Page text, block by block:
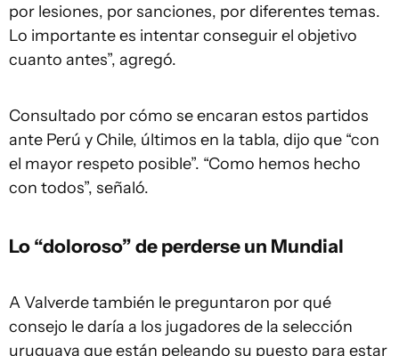
por lesiones, por sanciones, por diferentes temas.
Lo importante es intentar conseguir el objetivo
cuanto antes”, agregó.
Consultado por cómo se encaran estos partidos
ante Perú y Chile, últimos en la tabla, dijo que “con
el mayor respeto posible”. “Como hemos hecho
con todos”, señaló.
Lo “doloroso” de perderse un Mundial
A Valverde también le preguntaron por qué
consejo le daría a los jugadores de la selección
uruguaya que están peleando su puesto para estar